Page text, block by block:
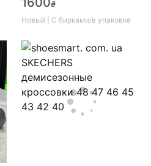
₴
Новый | С бирками/в упаковке